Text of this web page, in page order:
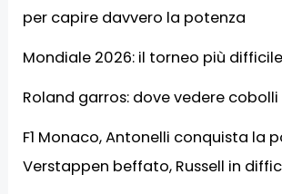
per capire davvero la potenza
Mondiale 2026: il torneo più
Roland garros: dove vedere
F1 Monaco, Antonelli conquista la
Verstappen beffato, Russell in